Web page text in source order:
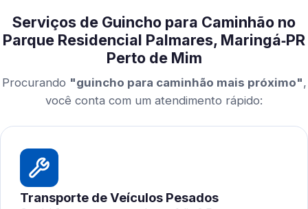
Serviços de Guincho para Caminhão no
Parque Residencial Palmares, Maringá‑PR
Perto de Mim
Procurando "guincho para caminhão mais próximo",
você conta com um atendimento rápido:
Transporte de Veículos Pesados